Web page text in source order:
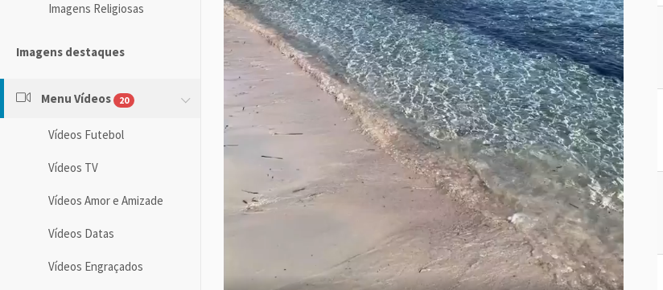
Imagens Religiosas
Imagens destaques
Menu Vídeos 20
Vídeos Futebol
Vídeos TV
Vídeos Amor e Amizade
Vídeos Datas
Vídeos Engraçados